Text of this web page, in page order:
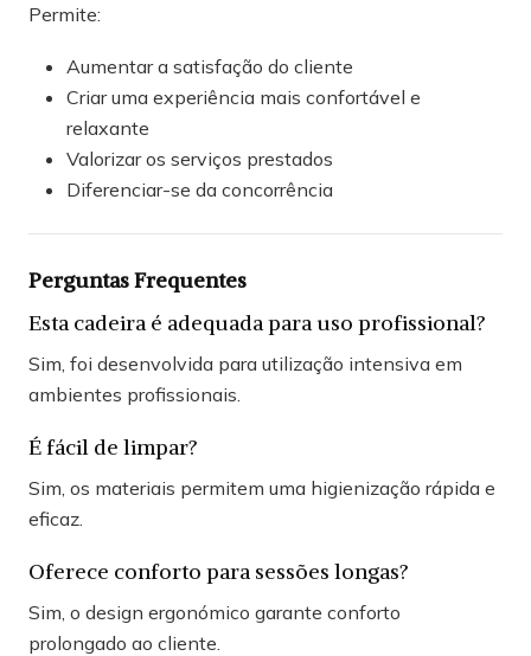
Permite:
Aumentar a satisfação do cliente
Criar uma experiência mais confortável e
relaxante
Valorizar os serviços prestados
Diferenciar-se da concorrência
Perguntas Frequentes
Esta cadeira é adequada para uso profissional?
Sim, foi desenvolvida para utilização intensiva em
ambientes profissionais.
É fácil de limpar?
Sim, os materiais permitem uma higienização rápida e
eficaz.
Oferece conforto para sessões longas?
Sim, o design ergonómico garante conforto
prolongado ao cliente.